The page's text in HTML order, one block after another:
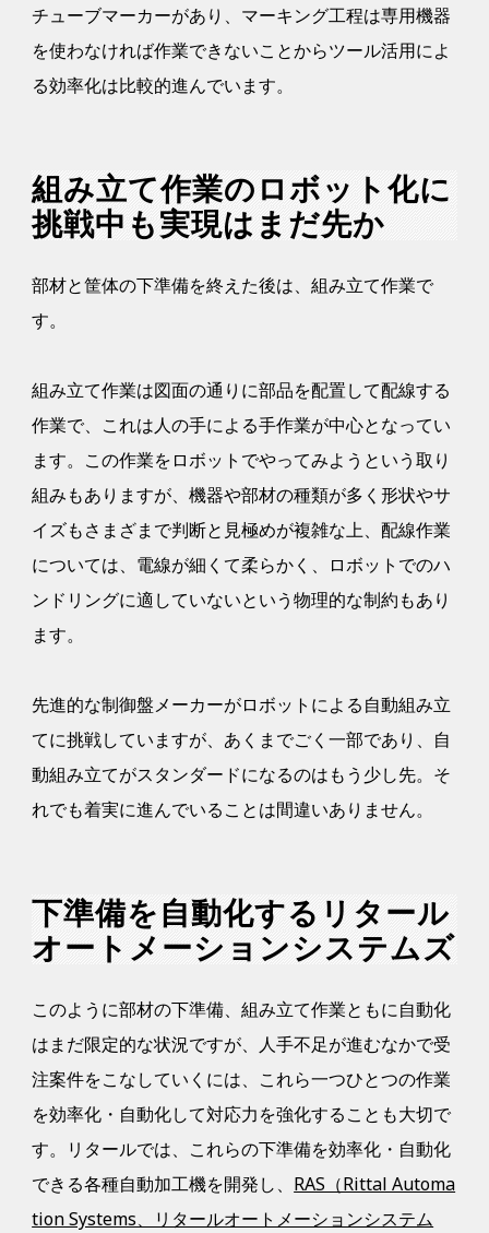
チューブマーカーがあり、マーキング工程は専用機器
を使わなければ作業できないことからツール活用によ
る効率化は比較的進んでいます。
組み立て作業のロボット化に
挑戦中も実現はまだ先か
部材と筐体の下準備を終えた後は、組み立て作業で
す。
組み立て作業は図面の通りに部品を配置して配線する
作業で、これは人の手による手作業が中心となってい
ます。この作業をロボットでやってみようという取り
組みもありますが、機器や部材の種類が多く形状やサ
イズもさまざまで判断と見極めが複雑な上、配線作業
については、電線が細くて柔らかく、ロボットでのハ
ンドリングに適していないという物理的な制約もあり
ます。
先進的な制御盤メーカーがロボットによる自動組み立
てに挑戦していますが、あくまでごく一部であり、自
動組み立てがスタンダードになるのはもう少し先。そ
れでも着実に進んでいることは間違いありません。
下準備を自動化するリタール
オートメーションシステムズ
このように部材の下準備、組み立て作業ともに自動化
はまだ限定的な状況ですが、人手不足が進むなかで受
注案件をこなしていくには、これら一つひとつの作業
を効率化・自動化して対応力を強化することも大切で
す。リタールでは、これらの下準備を効率化・自動化
できる各種自動加工機を開発し、 RAS（Rittal Automa
tion Systems、リタールオートメーションシステム